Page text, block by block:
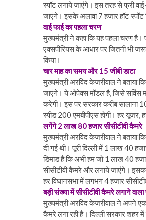
स्पॉट लगाये जाएंगे। इस तरह से फ्री
जाएंगे। इसके अलावा 7 हजार हॉट स्पॉट
वाई फाई का पहला चरण
मुख्यमंत्री ने कहा कि यह पहला चरण है।
एक्सपीरियंस के आधार पर जितनी भी
किया।
चार माह का समय और 15 जीबी डाटा
मुख्यमंत्री अरविंद केजरीवाल ने बताया
जाएंगे। ये ओपेक्स मॉडल है, जिसे सर्विस
करेगी। इस पर सरकार करीब सालाना
स्पीड 200 एमबीपीएस होगी। हर यूजर,
लगेंगे 2 लाख 80 हजार सीसीटीवी कैमरे
मुख्यमंत्री अरविंद केजरीवाल ने बताया
दी गई थी। पूरी दिल्ली में 1 लाख 40
डिमांड है कि अभी हम जो 1 लाख 40
सीसीटीवी कैमरे और लगाये जाएंगे।
हर विधानसभा में लगभग 4 हजार
बड़ी संख्या में सीसीटीवी कैमरे लगाने
मुख्यमंत्री अरविंद केजरीवाल ने अपने एक
कैमरे लगा रही है। दिल्ली सरकार शहर में